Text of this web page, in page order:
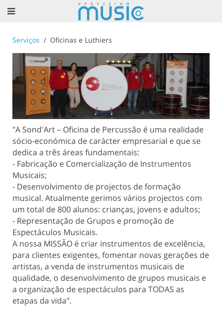
Serviços Oficinas e Luthiers
"A Sond'Art – Oficina de Percussão é uma realidade
sócio-económica de carácter empresarial e que se
dedica a três áreas fundamentais:
- Fabricação e Comercialização de Instrumentos
Musicais;
- Desenvolvimento de projectos de formação
musical. Atualmente gerimos vários projectos com
um total de 800 alunos: crianças, jovens e adultos;
- Representação de Grupos e promoção de
Espectáculos Musicais.
A nossa MISSÃO é criar instrumentos de excelência,
para clientes exigentes, fomentar novas gerações de
artistas, a venda de instrumentos musicais de
qualidade, o desenvolvimento de grupos musicais e
a organização de espectáculos para TODAS as
etapas da vida".